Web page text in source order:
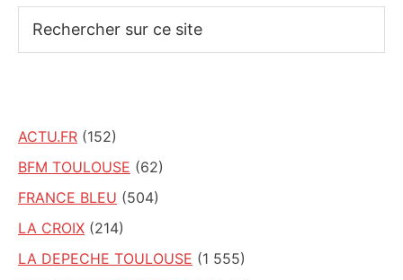
sur
ACTU.FR (152)
BFM TOULOUSE (62)
FRANCE BLEU (504)
LA CROIX (214)
LA DEPECHE TOULOUSE (1 555)